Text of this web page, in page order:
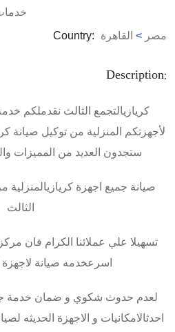
Country:
مصر > القاهرة
Description:
كريازيالتجمع الثالث نقدملكم
لأجهزتكم المنزلية من توكيل صيانة
ستجدون العديد من المميزات
صيانة جميع اجهزة كريازيالمنزلية
الثالث
تسهيلا علي عملائنا الكرام فان
اسرعخدمه صيانة لاجهزة
لعدم حدوث شكوي و ضمان خدمة
احدثالامكانيات و الاجهزة الحديثه